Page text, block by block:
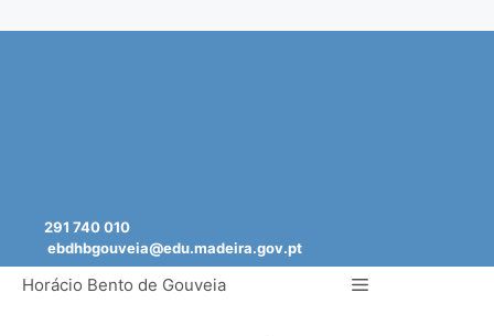
291 740 010
ebdhbgouveia@edu.madeira.gov.pt
Horácio Bento de Gouveia Menu